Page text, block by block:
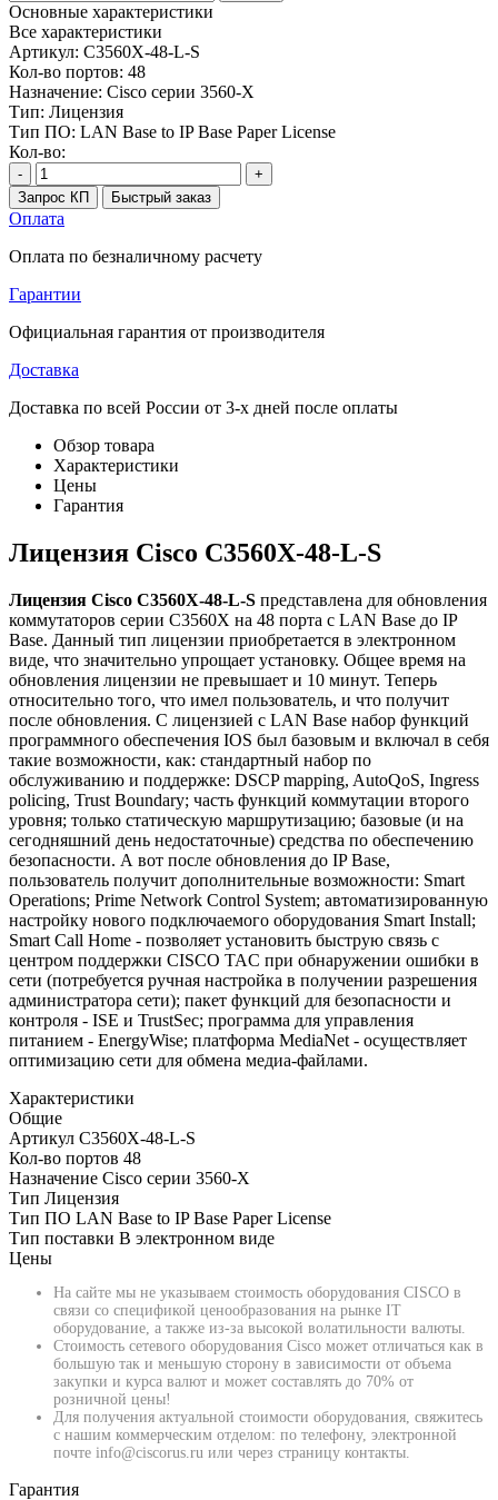
Основные характеристики
Все характеристики
Артикул: C3560X-48-L-S
Кол-во портов: 48
Назначение: Cisco серии 3560-X
Тип: Лицензия
Тип ПО: LAN Base to IP Base Paper License
Кол-во:
-
+
Запрос КП
Быстрый заказ
Оплата
Оплата по безналичному расчету
Гарантии
Официальная гарантия от производителя
Доставка
Доставка по всей России от 3-х дней после оплаты
Обзор товара
Характеристики
Цены
Гарантия
Лицензия Cisco C3560X-48-L-S
Лицензия Cisco C3560X-48-L-S представлена для обновления
коммутаторов серии C3560X на 48 порта с LAN Base до IP
Base. Данный тип лицензии приобретается в электронном
виде, что значительно упрощает установку. Общее время на
обновления лицензии не превышает и 10 минут. Теперь
относительно того, что имел пользователь, и что получит
после обновления. С лицензией с LAN Base набор функций
программного обеспечения IOS был базовым и включал в себя
такие возможности, как: стандартный набор по
обслуживанию и поддержке: DSCP mapping, AutoQoS, Ingress
policing, Trust Boundary; часть функций коммутации второго
уровня; только статическую маршрутизацию; базовые (и на
сегодняшний день недостаточные) средства по обеспечению
безопасности. А вот после обновления до IP Base,
пользователь получит дополнительные возможности: Smart
Operations; Prime Network Control System; автоматизированную
настройку нового подключаемого оборудования Smart Install;
Smart Call Home - позволяет установить быструю связь с
центром поддержки CISCO TAC при обнаружении ошибки в
сети (потребуется ручная настройка в получении разрешения
администратора сети); пакет функций для безопасности и
контроля - ISE и TrustSec; программа для управления
питанием - EnergyWise; платформа MediaNet - осуществляет
оптимизацию сети для обмена медиа-файлами.
Характеристики
Общие
Артикул C3560X-48-L-S
Кол-во портов 48
Назначение Cisco серии 3560-X
Тип Лицензия
Тип ПО LAN Base to IP Base Paper License
Тип поставки В электронном виде
Цены
На сайте мы не указываем стоимость оборудования CISCO в
связи со спецификой ценообразования на рынке IT
оборудование, а также из-за высокой волатильности валюты.
Стоимость сетевого оборудования Cisco может отличаться как в
большую так и меньшую сторону в зависимости от объема
закупки и курса валют и может составлять до 70% от
розничной цены!
Для получения актуальной стоимости оборудования, свяжитесь
с нашим коммерческим отделом: по телефону, электронной
почте info@ciscorus.ru или через страницу контакты.
Гарантия